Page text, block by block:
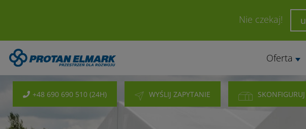
Nie czekaj!
Oferta
+48 690 690 510 (24H) WYŚLIJ ZAPYTANIE